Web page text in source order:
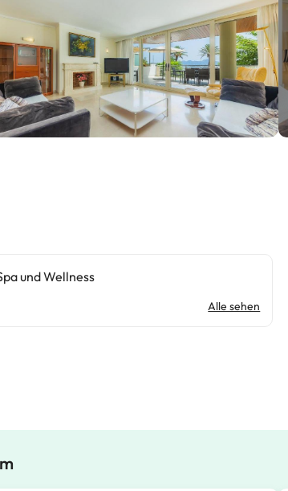
und Wellness
Alle sehen